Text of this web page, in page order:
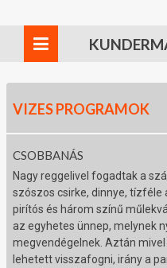
VIZES PROGRAMOK
CSOBBANÁS
Nagy reggelivel fogadtak a
szószos csirke, dinnye, tízféle
pirítós és három színű
az egyhetes ünnep, melynek
megvendégelnek. Aztán
lehetett visszafogni, irány a